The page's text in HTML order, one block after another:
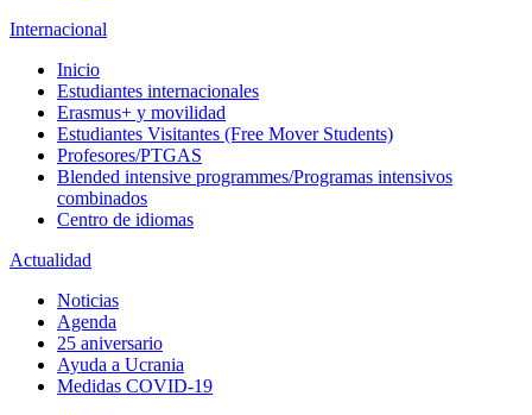
Internacional
Inicio
Estudiantes internacionales
Erasmus+ y movilidad
Estudiantes Visitantes (Free Mover Students)
Profesores/PTGAS
Blended intensive programmes/Programas intensivos
combinados
Centro de idiomas
Actualidad
Noticias
Agenda
25 aniversario
Ayuda a Ucrania
Medidas COVID-19